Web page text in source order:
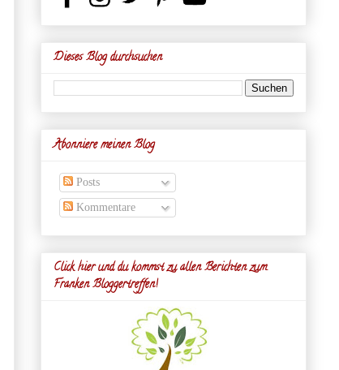
Dieses Blog durchsuchen
Abonniere meinen Blog
Posts
Kommentare
Click hier und du kommst zu allen Berichten zum
Franken Bloggertreffen!